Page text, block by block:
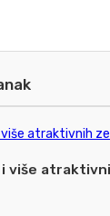
i više